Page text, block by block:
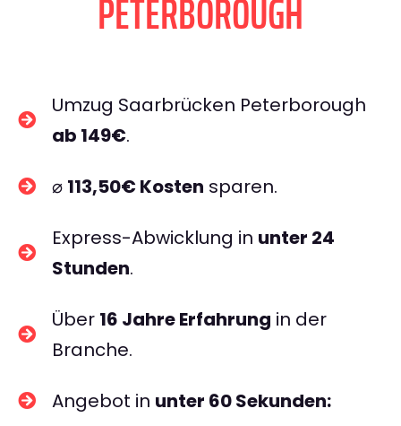
PETERBOROUGH
Umzug Saarbrücken Peterborough
ab 149€.
⌀ 113,50€ Kosten sparen.
Express-Abwicklung in unter 24
Stunden.
Über 16 Jahre Erfahrung in der
Branche.
Angebot in unter 60 Sekunden: